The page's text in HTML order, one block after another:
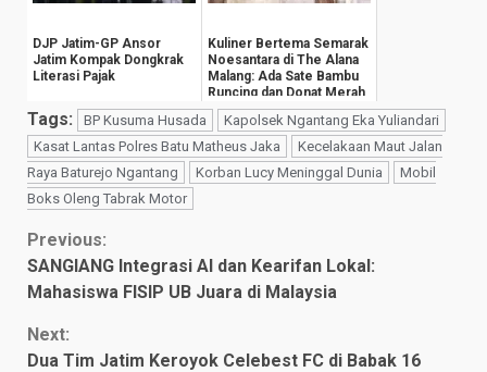
DJP Jatim-GP Ansor
Jatim Kompak Dongkrak
Literasi Pajak
Kuliner Bertema Semarak
Noesantara di The Alana
Malang: Ada Sate Bambu
Runcing dan Donat Merah
Putih
Tags: BP Kusuma Husada
Kapolsek Ngantang Eka Yuliandari
Kasat Lantas Polres Batu Matheus Jaka
Kecelakaan Maut Jalan
Raya Baturejo Ngantang
Korban Lucy Meninggal Dunia
Mobil
Boks Oleng Tabrak Motor
Continue
Reading
Previous:
SANGIANG Integrasi AI dan Kearifan Lokal:
Mahasiswa FISIP UB Juara di Malaysia
Next:
Dua Tim Jatim Keroyok Celebest FC di Babak 16